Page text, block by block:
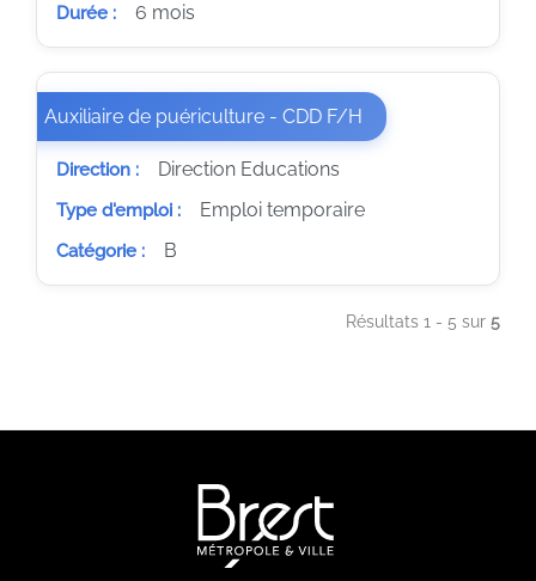
Durée : 6 mois
Auxiliaire de puériculture - CDD F/H (Nouvelle fenêtre)
Direction : Direction Educations
Type d'emploi : Emploi temporaire
Catégorie : B
Résultats 1 - 5 sur 5